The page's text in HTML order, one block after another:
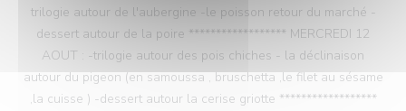
trilogie autour de l'aubergine -le poisson retour du marché -
dessert autour de la poire ****************** MERCREDI 12
AOUT : -trilogie autour des pois chiches - la déclinaison
autour du pigeon (en samoussa , bruschetta ,le filet au sésame
,la cuisse ) -dessert autour la cerise griotte ******************